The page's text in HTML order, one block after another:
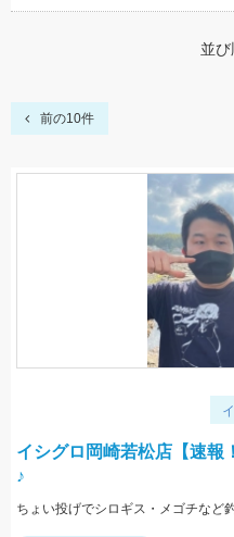
並び
前の10件
イシグロ岡崎若松店【速報
♪
ちょい投げでシロギス・メゴチなど